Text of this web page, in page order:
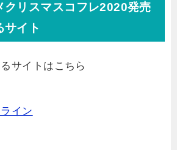
クリスマスコフレ2020発売
サイト
サイトはこちら
イン